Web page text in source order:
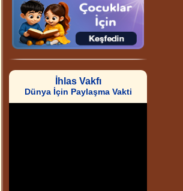
İhlas Vakfı
Dünya İçin Paylaşma Vakti